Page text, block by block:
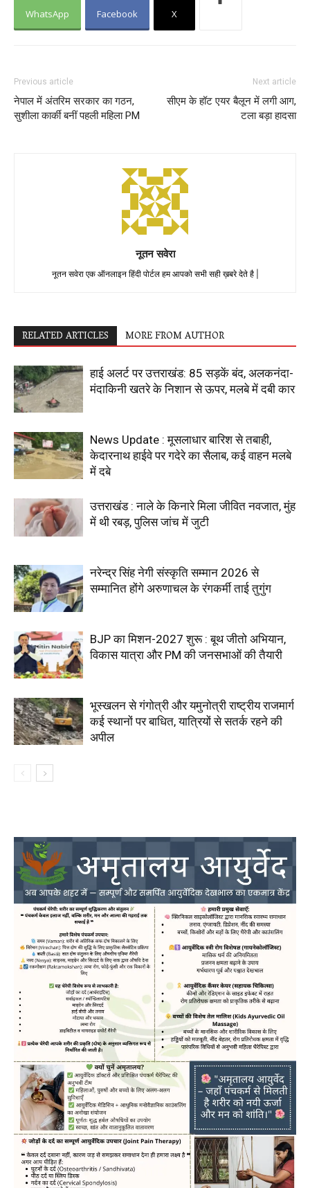
WhatsApp Facebook X
Previous article
नेपाल में अंतरिम सरकार का गठन,
सुशीला कार्की बनीं पहली महिला PM
Next article
सीएम के हॉट एयर बैलून में लगी आग,
टला बड़ा हादसा
नूतन सवेरा
नूतन सवेरा एक ऑनलाइन हिंदी पोर्टल हम आपको सभी सही ख़बरे देते है |
RELATED ARTICLES MORE FROM AUTHOR
हाई अलर्ट पर उत्तराखंड: 85 सड़कें बंद, अलकनंदा-
मंदाकिनी खतरे के निशान से ऊपर, मलबे में दबी कार
News Update : मूसलाधार बारिश से तबाही,
केदारनाथ हाईवे पर गदेरे का सैलाब, कई वाहन मलबे
में दबे
उत्तराखंड : नाले के किनारे मिला जीवित नवजात, मुंह
में थी रबड़, पुलिस जांच में जुटी
नरेन्द्र सिंह नेगी संस्कृति सम्मान 2026 से
सम्मानित होंगे अरुणाचल के रंगकर्मी ताई तुगुंग
BJP का मिशन-2027 शुरू : बूथ जीतो अभियान,
विकास यात्रा और PM की जनसभाओं की तैयारी
भूस्खलन से गंगोत्री और यमुनोत्री राष्ट्रीय राजमार्ग
कई स्थानों पर बाधित, यात्रियों से सतर्क रहने की
अपील